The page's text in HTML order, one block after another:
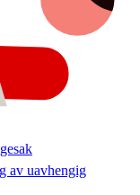
av uavhengig